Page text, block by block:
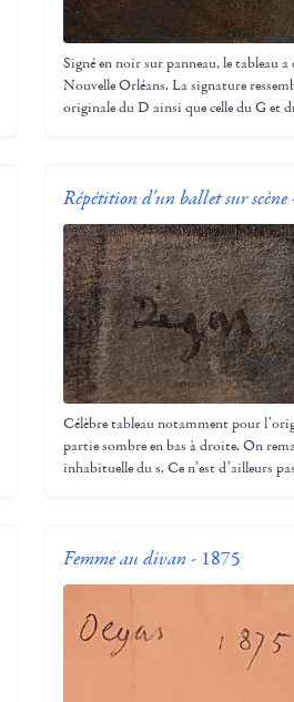
Signé en noir sur panneau, le tableau
Nouvelle Orléans. La signature
originale du D ainsi que celle du G et
Répétition d'un ballet sur scène
Célèbre tableau notamment pour
partie sombre en bas à droite. On
inhabituelle du s. Ce n’est d’ailleurs
Femme au divan - 1875